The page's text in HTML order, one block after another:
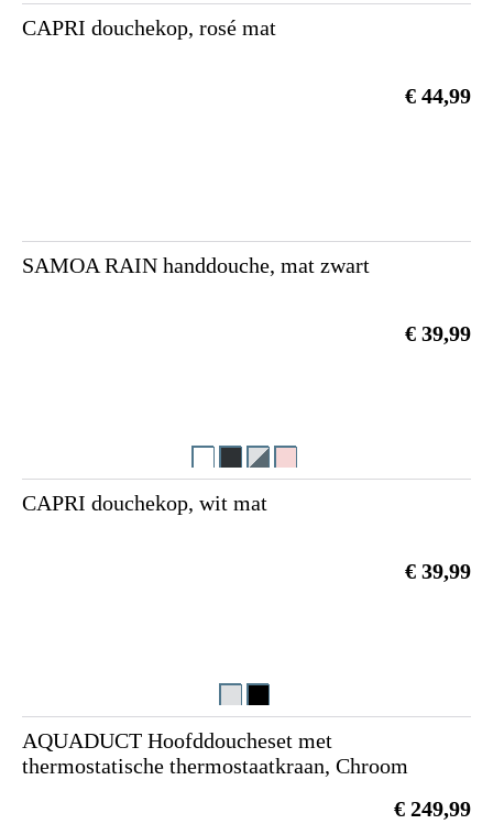
CAPRI douchekop, rosé mat
€ 44,99
SAMOA RAIN handdouche, mat zwart
€ 39,99
CAPRI douchekop, wit mat
€ 39,99
AQUADUCT Hoofddoucheset met
thermostatische thermostaatkraan, Chroom
€ 249,99